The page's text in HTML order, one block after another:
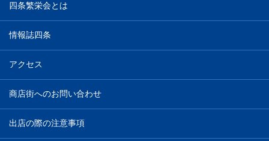
四条繁栄会とは
情報誌四条
アクセス
商店街へのお問い合わせ
出店の際の注意事項